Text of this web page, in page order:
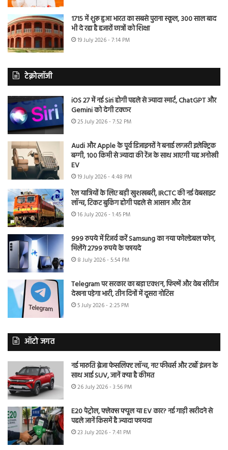
1715 में शुरू हुआ भारत का सबसे पुराना स्कूल, 300 साल बाद
भी दे रहा है हजारों छात्रों को शिक्षा
19 July 2026 - 7:14 PM
टेक्नोलॉजी
iOS 27 में नई Siri होगी पहले से ज्यादा स्मार्ट, ChatGPT और
Gemini को देगी टक्कर
25 July 2026 - 7:52 PM
Audi और Apple के पूर्व डिजाइनरों ने बनाई लग्जरी इलेक्ट्रिक
बग्गी, 100 किमी से ज्यादा की रेंज के साथ आएगी यह अनोखी
EV
19 July 2026 - 4:48 PM
रेल यात्रियों के लिए बड़ी खुशखबरी, IRCTC की नई वेबसाइट
लॉन्च, टिकट बुकिंग होगी पहले से आसान और तेज
16 July 2026 - 1:45 PM
999 रुपये में रिजर्व करें Samsung का नया फोल्डेबल फोन,
मिलेंगे 2799 रुपये के फायदे
8 July 2026 - 5:54 PM
Telegram पर सरकार का बड़ा एक्शन, फिल्में और वेब सीरीज
देखना पड़ेगा भारी, तीन दिनों में दूसरा नोटिस
5 July 2026 - 2:25 PM
ऑटो जगत
नई मारुति ब्रेजा फेसलिफ्ट लॉन्च, नए फीचर्स और टर्बो इंजन के
साथ आई SUV, जानें क्या है कीमत
26 July 2026 - 3:56 PM
E20 पेट्रोल, फ्लेक्स फ्यूल या EV कार? नई गाड़ी खरीदने से
पहले जानें किसमें है ज्यादा फायदा
23 July 2026 - 7:41 PM